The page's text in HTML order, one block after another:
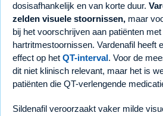
dosisafhankelijk en van korte duur.
zelden visuele stoornissen, maar
bij het voorschrijven aan patiënten
hartritmestoornissen. Vardenafil heeft
effect op het QT-interval. Voor de
dit niet klinisch relevant, maar het is
patiënten die QT-verlengende
Sildenafil veroorzaakt vaker milde